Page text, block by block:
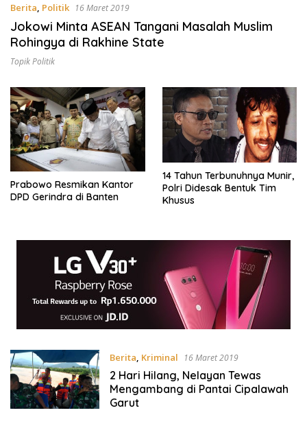
Berita, Politik 16 Maret 2019
Jokowi Minta ASEAN Tangani Masalah Muslim
Rohingya di Rakhine State
Topik Politik
Prabowo Resmikan Kantor
DPD Gerindra di Banten
14 Tahun Terbunuhnya Munir,
Polri Didesak Bentuk Tim
Khusus
Berita, Kriminal 16 Maret 2019
2 Hari Hilang, Nelayan Tewas
Mengambang di Pantai Cipalawah
Garut